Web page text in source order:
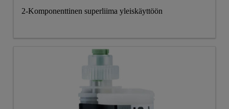
2-Komponenttinen superliima yleiskäyttöön